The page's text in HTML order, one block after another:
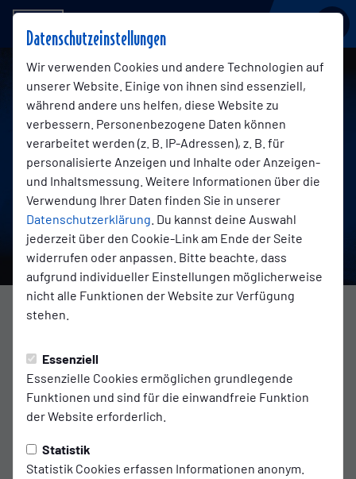
Datenschutzeinstellungen
Wir verwenden Cookies und andere Technologien auf
unserer Website. Einige von ihnen sind essenziell,
während andere uns helfen, diese Website zu
verbessern. Personenbezogene Daten können
verarbeitet werden (z. B. IP-Adressen), z. B. für
personalisierte Anzeigen und Inhalte oder Anzeigen-
und Inhaltsmessung. Weitere Informationen über die
Verwendung Ihrer Daten finden Sie in unserer
Datenschutzerklärung . Du kannst deine Auswahl
jederzeit über den Cookie-Link am Ende der Seite
widerrufen oder anpassen. Bitte beachte, dass
aufgrund individueller Einstellungen möglicherweise
nicht alle Funktionen der Website zur Verfügung
stehen.
Essenziell
Essenzielle Cookies ermöglichen grundlegende
Funktionen und sind für die einwandfreie Funktion
der Website erforderlich.
Statistik
Statistik Cookies erfassen Informationen anonym.
BSV KICKERS EMDEN
TRANSFERS
Ibrahim Touray kommt vom VfL
Osnabrück
Der BSV Kickers Emden leiht Ibrahim Touray vom VfL
Osnabrück aus.